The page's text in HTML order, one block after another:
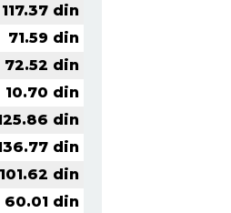
117.37 din
71.59 din
72.52 din
10.70 din
din
din
101.62 din
60.01 din